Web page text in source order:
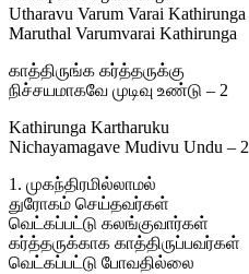
Utharavu Varum Varai Kathirunga
Maruthal Varumvarai Kathirunga
காத்திருங்க கர்த்தருக்கு
நிச்சயமாகவே முடிவு உண்டு – 2
Kathirunga Kartharuku
Nichayamagave Mudivu Undu – 2
1. முகந்திரமில்லாமல்
துரோகம் செய்தவர்கள்
வெட்கப்பட்டு கலங்குவார்கள்
கர்த்தருக்காக காத்திருப்பவர்கள்
வெட்கப்பட்டு போவதில்லை